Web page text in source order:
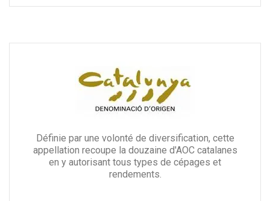
Définie par une volonté de diversification, cette
appellation recoupe la douzaine d'AOC catalanes
en y autorisant tous types de cépages et
rendements.